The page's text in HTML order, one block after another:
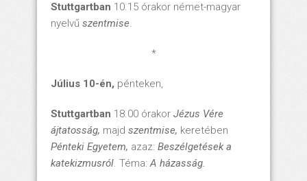
Stuttgartban 10.15 órakor német-magyar
nyelvű szentmise.
*
Július 10-én, pénteken,
Stuttgartban 18.00 órakor Jézus Vére
ájtatosság, majd szentmise, keretében
Pénteki Egyetem, azaz: Beszélgetések a
katekizmusról. Téma:A házasság.